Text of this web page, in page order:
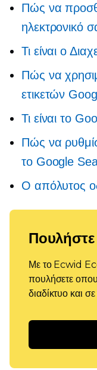
Πώς να
ηλεκτρονικό
Τι είναι ο
Πώς να
ετικετών
Τι είναι το
Πώς να
το Google
Ο απόλυτος
Με το Ecwid
πουλήσετε
διαδίκτυο και